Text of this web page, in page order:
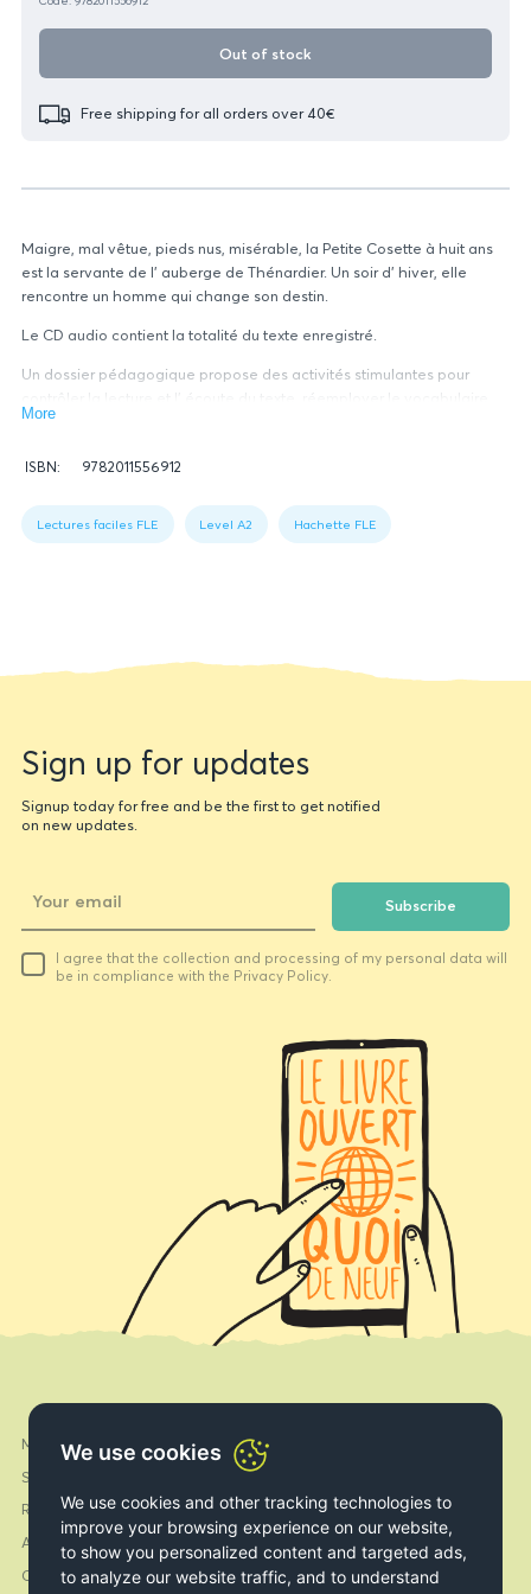
We use cookies
We use cookies and other tracking technologies to
improve your browsing experience on our website,
to show you personalized content and targeted ads,
to analyze our website traffic, and to understand
Maigre, mal vêtue, pieds nus, misérable, la Petite Cosette à huit ans
est la servante de l' auberge de Thénardier. Un soir d' hiver, elle
rencontre un homme qui change son destin.
Le CD audio contient la totalité du texte enregistré.
Un dossier pédagogique propose des activités stimulantes pour
ainsi que des fiches pour aller plus loin.
More
Book
ISBN: 9782011556912
1:
Book
Lectures faciles FLE Level A2 Hachette FLE
Out of stock
Free shipping for all orders over 40€
Newsletter
form
Sign up for updates
Signup today for free and be the first to get notified
on new updates.
email
Subscribe
I agree that the collection and processing of my personal data will
be in compliance with the Privacy Policy.
My Account
Shipping & Delivery
Returns & Exchanges
About us
Contact